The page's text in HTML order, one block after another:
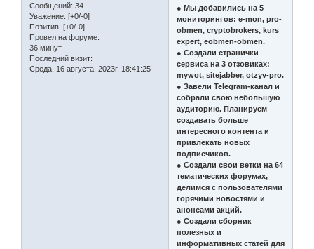
Сообщений: 34
Уважение: [+0/-0]
Позитив: [+0/-0]
Провел на форуме:
36 минут
Последний визит:
Среда, 16 августа, 2023г. 18:41:25
● Мы добавились на 5
мониторингов: e-mon, pro-
obmen, cryptobrokers, kurs
expert, eobmen-obmen.
● Создали странички
сервиса на 3 отзовиках:
mywot, sitejabber, otzyv-pro.
● Завели Telegram-канал и
собрали свою небольшую
аудиторию. Планируем
создавать больше
интересного контента и
привлекать новых
подписчиков.
● Создали свои ветки на 64
тематических форумах,
делимся с пользователями
горячими новостями и
анонсами акций.
● Создали сборник
полезных и
информативных статей для